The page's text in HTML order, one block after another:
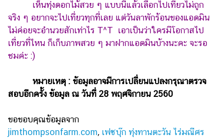
เห็นทุ่งดอกไม้สวย ๆ แบบนี้แล้วเลือกไปเที่ยวไม่ถูก
จริง ๆ อยากจะไปเที่ยวทุกที่เลย แต่วันลาพักร้อนของแอดมิน
ไม่ค่อยจะอำนวยสักเท่าไร T^T เอาเป็นว่าใครมีโอกาสไป
เที่ยวที่ไหน ก็เก็บภาพสวย ๆ มาฝากแอดมินบ้างนะคะ จะรอ
ชมค่ะ :)
หมายเหตุ : ข้อมูลอาจมีการเปลี่ยนแปลงกรุณาตรวจ
สอบอีกครั้ง ข้อมูล ณ วันที่ 28 พฤศจิกายน 2560
ขอขอบคุณข้อมูลจาก
jimthompsonfarm.com, เฟซบุ๊ก ทุ่งทานตะวัน ไร่มณีศร